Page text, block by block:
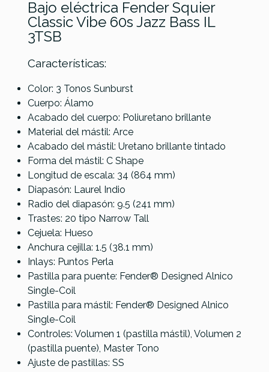
Bajo eléctrica Fender Squier
Classic Vibe 60s Jazz Bass IL
3TSB
Características:
Color: 3 Tonos Sunburst
Cuerpo: Álamo
Acabado del cuerpo: Poliuretano brillante
Material del mástil: Arce
Acabado del mástil: Uretano brillante tintado
Forma del mástil: C Shape
Longitud de escala: 34 (864 mm)
Diapasón: Laurel Indio
Radio del diapasón: 9.5 (241 mm)
Trastes: 20 tipo Narrow Tall
Cejuela: Hueso
Anchura cejilla: 1.5 (38.1 mm)
Inlays: Puntos Perla
Pastilla para puente: Fender® Designed Alnico
Single-Coil
Pastilla para mástil: Fender® Designed Alnico
Single-Coil
Controles: Volumen 1 (pastilla mástil), Volumen 2
(pastilla puente), Master Tono
Ajuste de pastillas: SS
Referencia